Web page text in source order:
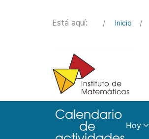
Está aquí: Inicio
Hoy